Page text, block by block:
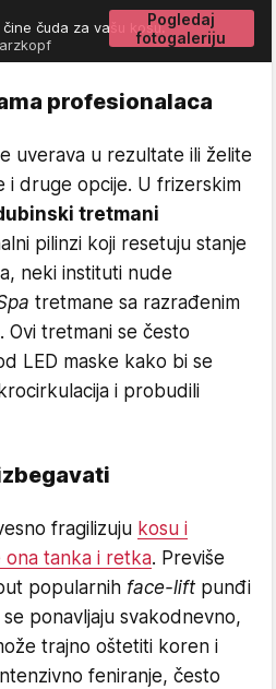
Pogledaj
fotogaleriju
čine čuda za vašu kosu.
profesionalaca
uverava u rezultate ili želite
i druge opcije. U frizerskim
tretmani
pilinzi koji resetuju stanje
neki instituti nude
tretmane sa razrađenim
Ovi tretmani se često
LED maske kako bi se
i probudili
fragilizuju kosu i
ona tanka i retka. Previše
popularnih face-lift punđi
ponavljaju svakodnevno,
trajno oštetiti koren i
feniranje, često